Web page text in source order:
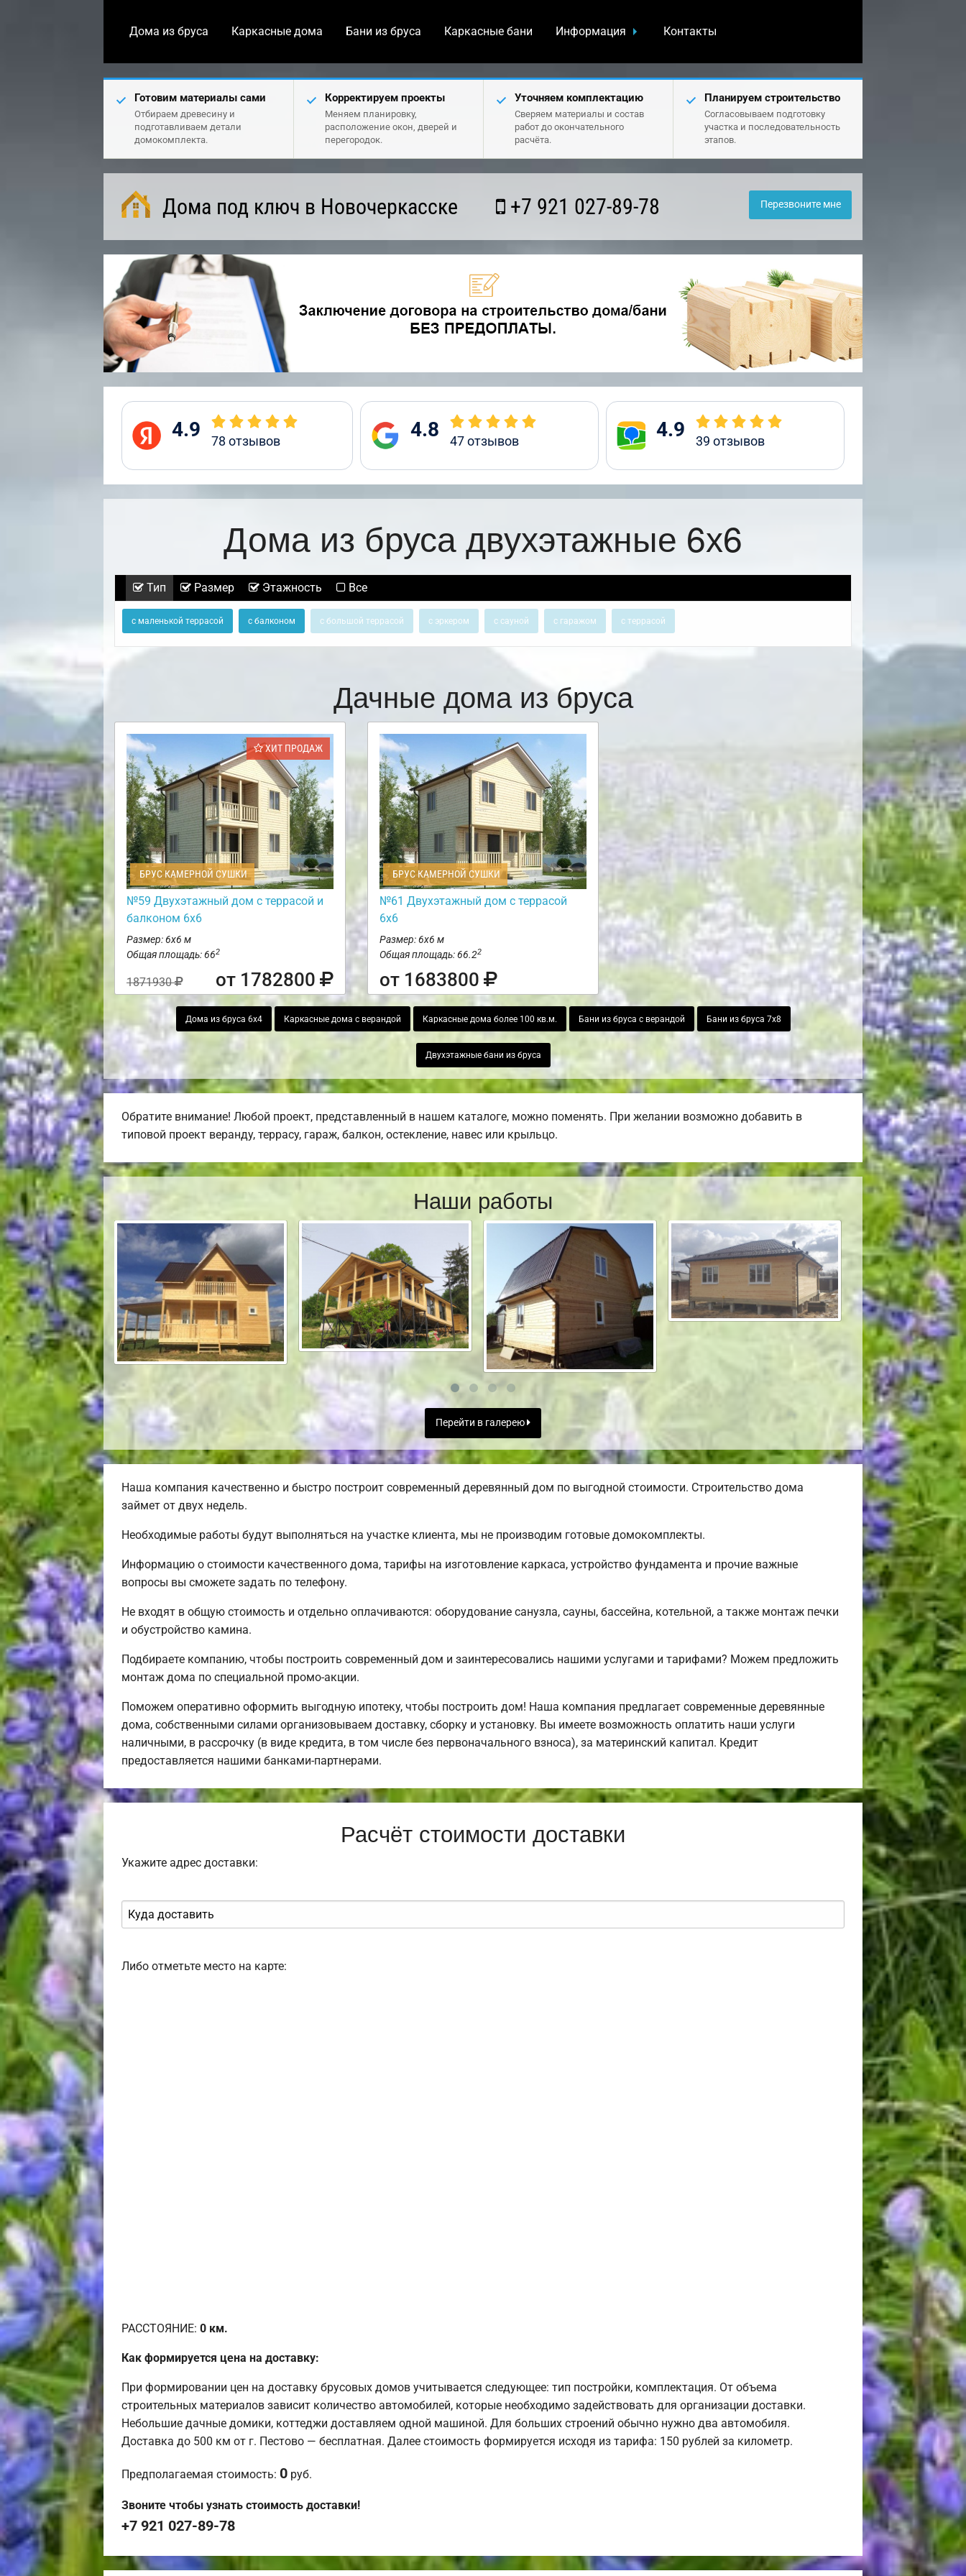
Дома из бруса Каркасные дома Бани из бруса Каркасные бани Информация Контакты
Готовим материалы сами
Отбираем древесину и
подготавливаем детали
домокомплекта.
Корректируем проекты
Меняем планировку,
расположение окон, дверей и
перегородок.
Уточняем комплектацию
Сверяем материалы и состав
работ до окончательного
расчёта.
Планируем строительство
Согласовываем подготовку
участка и последовательность
этапов.
Дома под ключ в Новочеркасске +7 921 027-89-78 Перезвоните мне
4.9 78 отзывов 4.8 47отзывов 4.9 39 отзывов
Дома из бруса двухэтажные 6х6
Тип Размер Этажность Все
с маленькой террасой с балконом с большой террасой с эркером с сауной с гаражом с террасой
Дачные дома из бруса
ХИТ ПРОДАЖ
БРУС КАМЕРНОЙ СУШКИ
№59 Двухэтажный дом с террасой и
балконом 6х6
Размер: 6х6 м
Общая площадь: 662
1871930 от 1782800
БРУС КАМЕРНОЙ СУШКИ
№61 Двухэтажный дом с террасой
6х6
Размер: 6х6 м
Общая площадь: 66.22
от 1683800
Дома из бруса 6х4 Каркасные дома с верандой Каркасные дома более 100 кв.м. Бани из бруса с верандой Бани из бруса 7х8
Двухэтажные бани из бруса
Обратите внимание! Любой проект, представленный в нашем каталоге, можно поменять. При желании возможно добавить в
типовой проект веранду, террасу, гараж, балкон, остекление, навес или крыльцо.
Наши работы
Перейти в галерею
Наша компания качественно и быстро построит современный деревянный дом по выгодной стоимости. Строительство дома
займет от двух недель.
Необходимые работы будут выполняться на участке клиента, мы не производим готовые домокомплекты.
Информацию о стоимости качественного дома, тарифы на изготовление каркаса, устройство фундамента и прочие важные
вопросы вы сможете задать по телефону.
Не входят в общую стоимость и отдельно оплачиваются: оборудование санузла, сауны, бассейна, котельной, а также монтаж печки
и обустройство камина.
Подбираете компанию, чтобы построить современный дом и заинтересовались нашими услугами и тарифами? Можем предложить
монтаж дома по специальной промо-акции.
Поможем оперативно оформить выгодную ипотеку, чтобы построить дом! Наша компания предлагает современные деревянные
дома, собственными силами организовываем доставку, сборку и установку. Вы имеете возможность оплатить наши услуги
наличными, в рассрочку (в виде кредита, в том числе без первоначального взноса), за материнский капитал. Кредит
предоставляется нашими банками-партнерами.
Расчёт стоимости доставки
Укажите адрес доставки:
Либо отметьте место на карте:
РАССТОЯНИЕ: 0 км.
Как формируется цена на доставку:
При формировании цен на доставку брусовых домов учитывается следующее: тип постройки, комплектация. От объема
строительных материалов зависит количество автомобилей, которые необходимо задействовать для организации доставки.
Небольшие дачные домики, коттеджи доставляем одной машиной. Для больших строений обычно нужно два автомобиля.
Доставка до 500 км от г. Пестово — бесплатная. Далее стоимость формируется исходя из тарифа: 150 рублей за километр.
Предполагаемая стоимость: 0 руб.
Звоните чтобы узнать стоимость доставки!
+7 921 027-89-78